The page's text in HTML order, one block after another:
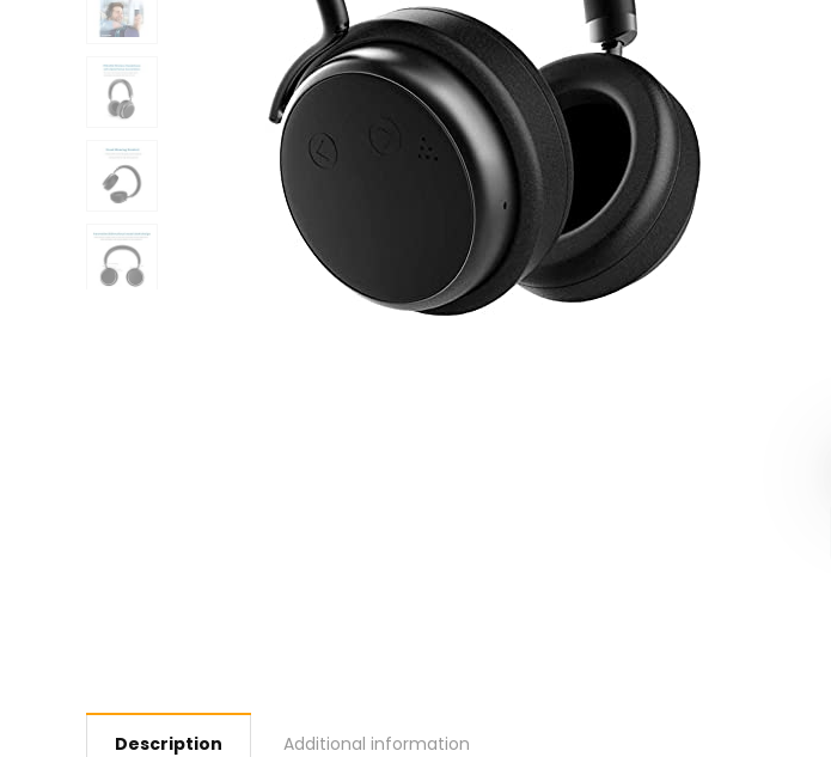
Description Additional information